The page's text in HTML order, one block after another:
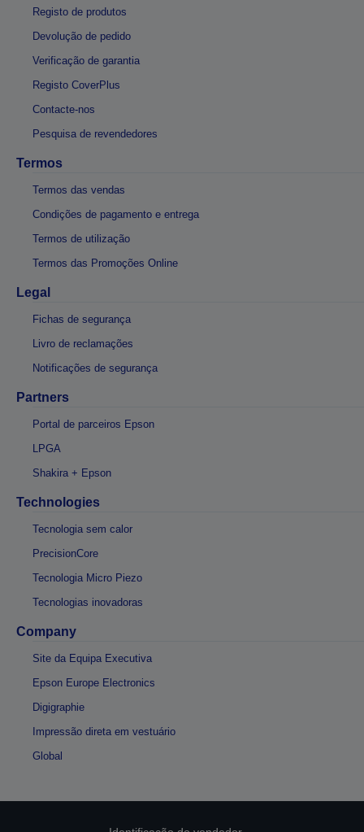
Registo de produtos
Devolução de pedido
Verificação de garantia
Registo CoverPlus
Contacte-nos
Pesquisa de revendedores
Termos
Termos das vendas
Condições de pagamento e entrega
Termos de utilização
Termos das Promoções Online
Legal
Fichas de segurança
Livro de reclamações
Notificações de segurança
Partners
Portal de parceiros Epson
LPGA
Shakira + Epson
Technologies
Tecnologia sem calor
PrecisionCore
Tecnologia Micro Piezo
Tecnologias inovadoras
Company
Site da Equipa Executiva
Epson Europe Electronics
Digigraphie
Impressão direta em vestuário
Global